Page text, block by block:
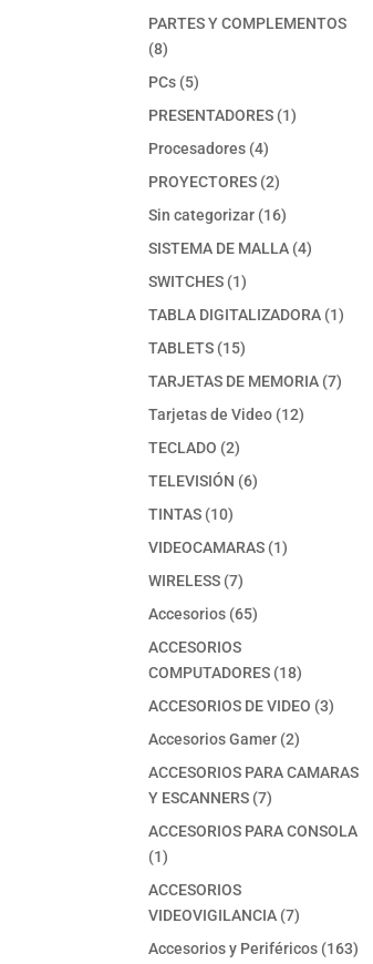
producto
PARTES Y COMPLEMENTOS
88
productos
PCs 55
productos
PRESENTADORES 11
Procesadores 44
productos
PROYECTORES 22
productos
Sin categorizar 1616
productos
SISTEMA DE MALLA 44
SWITCHES 11
producto
TABLA DIGITALIZADORA 11
TABLETS 1515
productos
TARJETAS DE MEMORIA 77
Tarjetas de Video 1212
TECLADO 22
productos
TELEVISIÓN 66
TINTAS 1010
productos
VIDEOCAMARAS 11
WIRELESS 77
productos
Accesorios 6565
ACCESORIOS
COMPUTADORES 1818
productos
ACCESORIOS DE VIDEO 33
Accesorios Gamer 22
productos
ACCESORIOS PARA CAMARAS
Y ESCANNERS 77
productos
ACCESORIOS PARA CONSOLA
11
producto
ACCESORIOS
VIDEOVIGILANCIA 77
productos
Accesorios y Periféricos 163163